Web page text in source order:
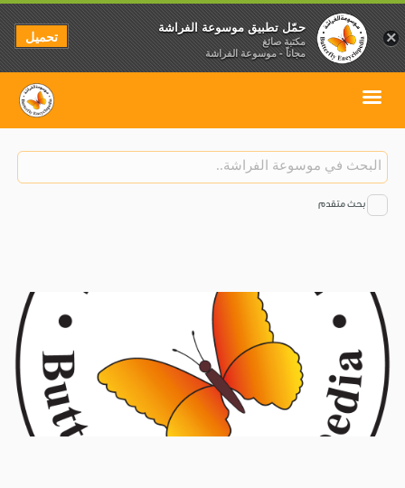
بحث متقدم
×
حمّل تطبيق موسوعة الفراشة
مكتبة صائغ
مجاناً - موسوعة الفراشة
تحميل